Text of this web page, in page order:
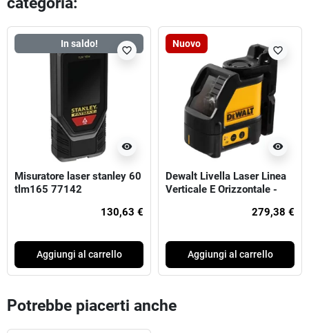
In saldo!
visibility
favorite_border
Misuratore laser stanley 60
tlm165 77142
130,63 €
Aggiungi al carrello
Nuovo
visibility
favorite_border
Dewalt Livella Laser Linea
Verticale E Orizzontale -
279,38 €
Aggiungi al carrello
Potrebbe piacerti anche